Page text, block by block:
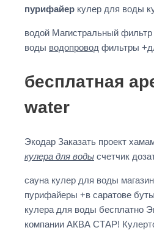
пурифайер кулер для воды
водой Магистральный
воды водопровод фильтры
бесплатная
water
Экодар Заказать проект
кулера для воды счетчик
сауна кулер для воды
пурифайеры +в саратове
кулера для воды бесплатно
компании АКВА СТАР!